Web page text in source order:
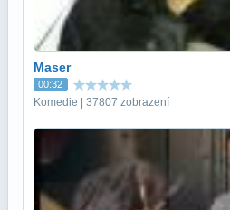
Maser
00:32
Komedie | 37807 zobrazení